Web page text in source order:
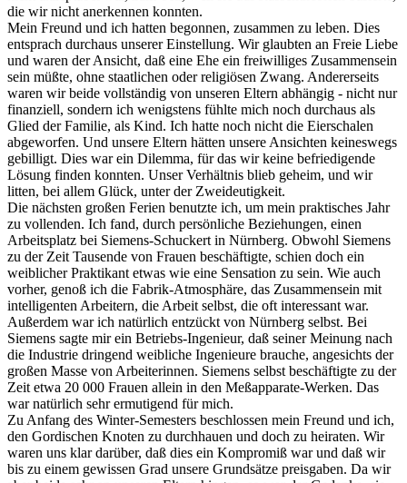
die wir nicht anerkennen konnten.
Mein Freund und ich hatten begonnen, zusammen zu leben. Dies
entsprach durchaus unserer Einstellung. Wir glaubten an Freie Liebe
und waren der Ansicht, daß eine Ehe ein freiwilliges Zusammensein
sein müßte, ohne staatlichen oder religiösen Zwang. Andererseits
waren wir beide vollständig von unseren Eltern abhängig - nicht nur
finanziell, sondern ich wenigstens fühlte mich noch durchaus als
Glied der Familie, als Kind. Ich hatte noch nicht die Eierschalen
abgeworfen. Und unsere Eltern hätten unsere Ansichten keineswegs
gebilligt. Dies war ein Dilemma, für das wir keine befriedigende
Lösung finden konnten. Unser Verhältnis blieb geheim, und wir
litten, bei allem Glück, unter der Zweideutigkeit.
Die nächsten großen Ferien benutzte ich, um mein praktisches Jahr
zu vollenden. Ich fand, durch persönliche Beziehungen, einen
Arbeitsplatz bei Siemens-Schuckert in Nürnberg. Obwohl Siemens
zu der Zeit Tausende von Frauen beschäftigte, schien doch ein
weiblicher Praktikant etwas wie eine Sensation zu sein. Wie auch
vorher, genoß ich die Fabrik-Atmosphäre, das Zusammensein mit
intelligenten Arbeitern, die Arbeit selbst, die oft interessant war.
Außerdem war ich natürlich entzückt von Nürnberg selbst. Bei
Siemens sagte mir ein Betriebs-Ingenieur, daß seiner Meinung nach
die Industrie dringend weibliche Ingenieure brauche, angesichts der
großen Masse von Arbeiterinnen. Siemens selbst beschäftigte zu der
Zeit etwa 20 000 Frauen allein in den Meßapparate-Werken. Das
war natürlich sehr ermutigend für mich.
Zu Anfang des Winter-Semesters beschlossen mein Freund und ich,
den Gordischen Knoten zu durchhauen und doch zu heiraten. Wir
waren uns klar darüber, daß dies ein Kompromiß war und daß wir
bis zu einem gewissen Grad unsere Grundsätze preisgaben. Da wir